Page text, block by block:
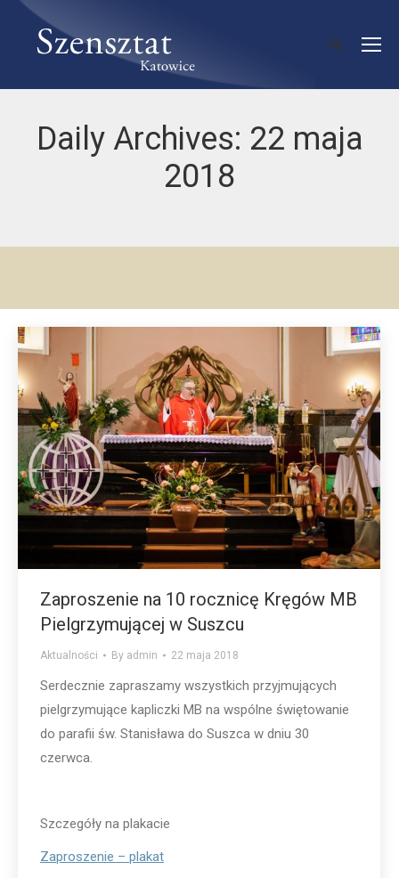
Daily Archives: 22 maja
2018
Zaproszenie na 10 rocznicę Kręgów MB
Pielgrzymującej w Suszcu
Aktualności By admin 22 maja 2018
Serdecznie zapraszamy wszystkich przyjmujących
pielgrzymujące kapliczki MB na wspólne świętowanie
do parafii św. Stanisława do Suszca w dniu 30
czerwca.
Szczegóły na plakacie
Zaproszenie – plakat